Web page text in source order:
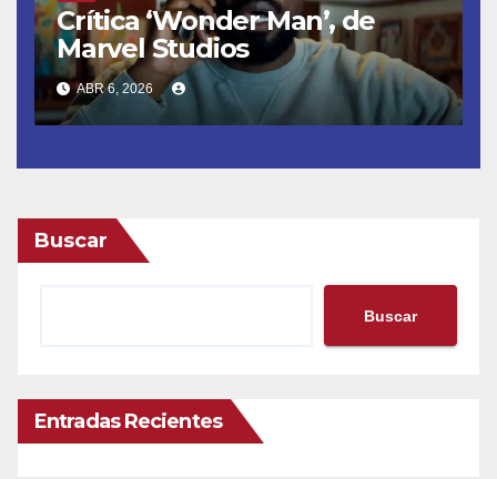
Crítica ‘Wonder Man’, de
Marvel Studios
ABR 6, 2026
Buscar
Buscar
Entradas Recientes